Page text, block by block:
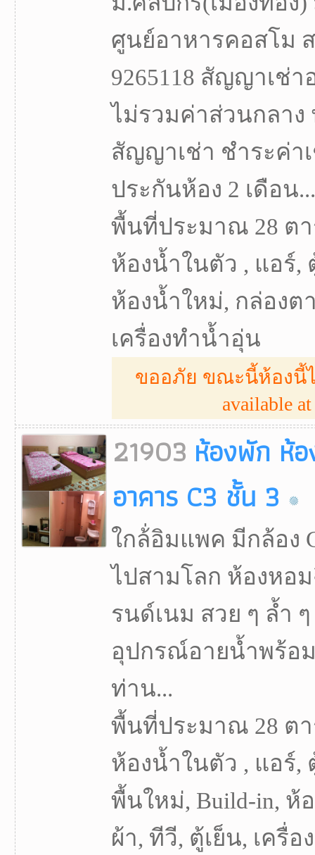
ศูนย์อาหารคอสโม
9265118 สัญญาเช่า
ไม่รวมค่าส่วนกลาง
สัญญาเช่า ชำระค่า
ประกันห้อง 2 เดือน...
พื้นที่ประมาณ 28 ตา
ห้องน้ำในตัว , แอร์,
ห้องน้ำใหม่, กล่องต
เครื่องทำน้ำอุ่น
ขออภัย ขณะนี้ห้องนี้ไ
available
21903 ห้องพัก ห้
อาคาร C3 ชั้น 3
ใกล้่อิมแพค มีกล้อง
ไปสามโลก ห้องหอ
รนด์เนม สวย ๆ ล้ำ
อุปกรณ์อายน้ำพร้อ
ท่าน...
พื้นที่ประมาณ 28 ตา
ห้องน้ำในตัว , แอร์,
พื้นใหม่, Build-in, ห้
ผ้า, ทีวี, ตู้เย็น, เครื่